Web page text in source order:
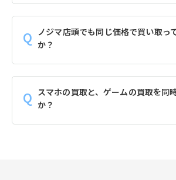
ノジマ店頭でも同じ価格で買い取っ
か？
スマホの買取と、ゲームの買取を同
か？